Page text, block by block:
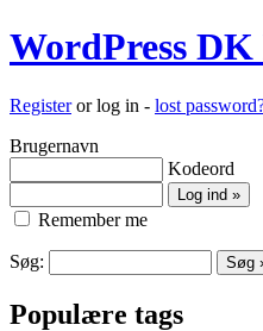
WordPress
Registeror log in - lost
Brugernavn
Kodeord
Remember me
Søg:
Populære tags